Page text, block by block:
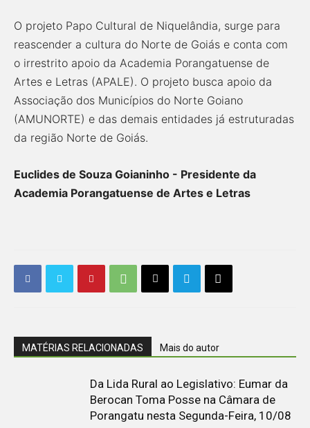
O projeto Papo Cultural de Niquelândia, surge para
reascender a cultura do Norte de Goiás e conta com
o irrestrito apoio da Academia Porangatuense de
Artes e Letras (APALE). O projeto busca apoio da
Associação dos Municípios do Norte Goiano
(AMUNORTE) e das demais entidades já estruturadas
da região Norte de Goiás.
Euclides de Souza Goianinho - Presidente da
Academia Porangatuense de Artes e Letras
MATÉRIAS RELACIONADAS Mais do autor
Da Lida Rural ao Legislativo: Eumar da
Berocan Toma Posse na Câmara de
Porangatu nesta Segunda-Feira, 10/08